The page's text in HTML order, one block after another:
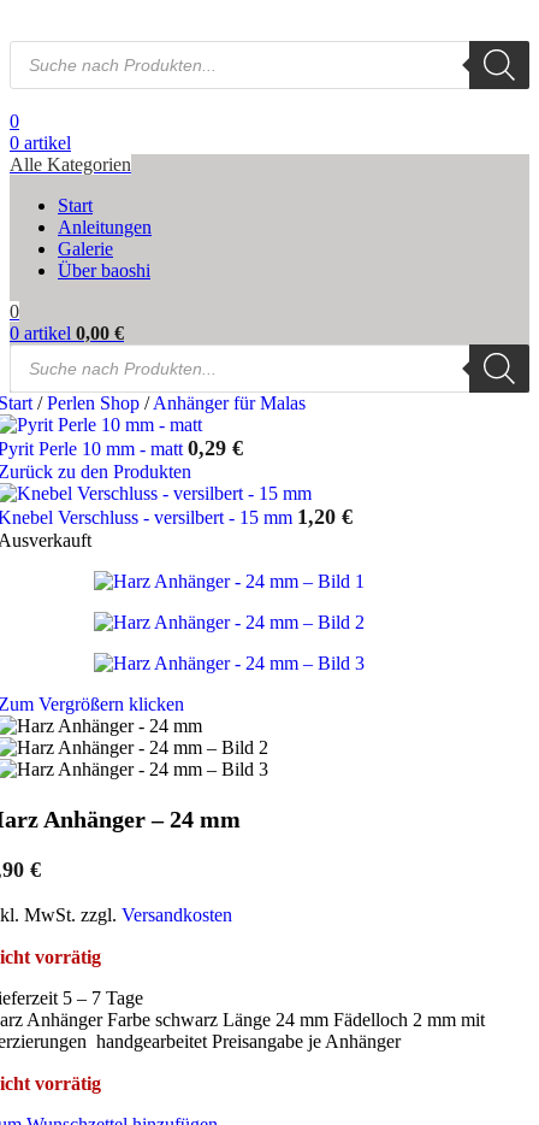
Products
search
0
0 artikel
Alle Kategorien
Start
Anleitungen
Galerie
Über baoshi
0
0 artikel 0,00 €
Products
search
/ Perlen Shop / Anhänger für Malas
Perle 10 mm - matt 0,29 €
zu den Produkten
Verschluss - versilbert - 15 mm 1,20 €
Vergrößern klicken
Anhänger – 24 mm
€
MwSt. zzgl. Versandkosten
vorrätig
5 – 7 Tage
Anhänger Farbe schwarz Länge 24 mm Fädelloch 2 mm mit
handgearbeitet Preisangabe je Anhänger
vorrätig